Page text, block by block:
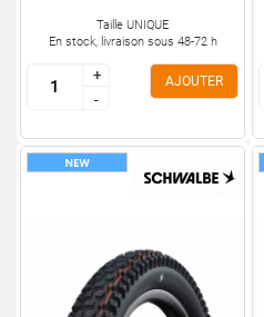
Taille UNIQUE
En stock, livraison sous 48-72 h
+
-
+
-
AJOUTER